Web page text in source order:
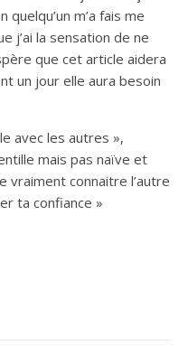
quelqu’un m’a fais me
j’ai la sensation de ne
que cet article aidera
un jour elle aura besoin
avec les autres »,
mais pas naïve et
vraiment connaitre l’autre
ta confiance »